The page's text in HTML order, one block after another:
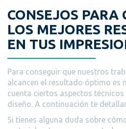
CONSEJOS PARA
LOS MEJORES
EN TUS
Para conseguir que nuestros
alcancen el resultado óptimo es
cuenta ciertos aspectos
diseño. A continuación te
Si tienes alguna duda sobre